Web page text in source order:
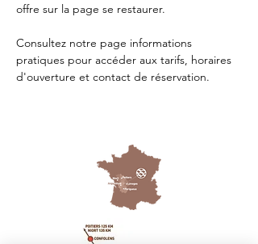
offre sur la page se restaurer.
Consultez notre page informations
pratiques pour accéder aux tarifs, horaires
d'ouverture et contact de réservation.